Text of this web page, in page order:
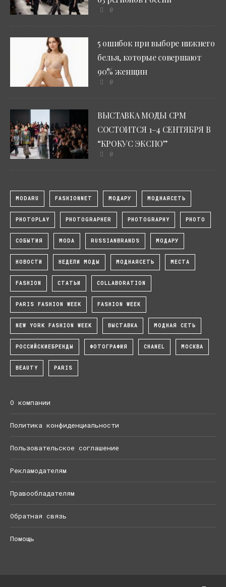
0
5 ошибок при выборе нижнего
белья, которые совершают
90% женщин
0
ВЫСТАВКА МОДЫ CPM
СОСТОИТСЯ 1–4 СЕНТЯБРЯ В
“КРОКУС ЭКСПО”
0
MODARU FASHIONNET МОДАРУ МОДНАЯСЕТЬ
PHOTOPLAY PHOTOGRAPHER PHOTOGRAPHY PHOTO
СОБЫТИЯ MODA RUSSIANBRANDS МОДАРУ
НОВОСТИ НЕДЕЛИ МОДЫ МОДНАЯСЕТЬ МЕСТА
FASHION СТАТЬИ COLLABORATION
PARIS FASHION WEEK FASHION WEEK
NEW YORK FASHION WEEK ВЫСТАВКА МОДНАЯ СЕТЬ
РОССИЙСКИЕБРЕНДЫ ФОТОГРАФИЯ CHANEL МОСКВА
BEAUTY PARIS
О компании
Политика конфиденциальности
Пользовательское соглашение
Рекламодателям
Правообладателям
Обратная связь
Помощь